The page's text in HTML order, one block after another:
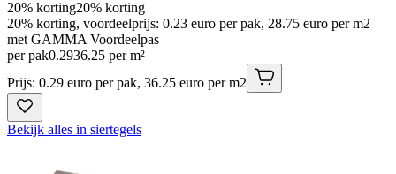
20% korting20% korting
20% korting, voordeelprijs: 0.23 euro per pak, 28.75 euro per m2
met GAMMA Voordeelpas
per pak0.2936.25 per m²
Prijs: 0.29 euro per pak, 36.25 euro per m2
Bekijk alles in siertegels